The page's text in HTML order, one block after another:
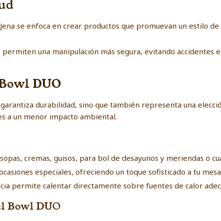
se enfoca en crear productos que promuevan un estilo
permiten una manipulación más segura, evitando accidentes
DUO
durabilidad, sino que también representa una
a un menor impacto ambiental.
cremas, guisos, para bol de desayunos y meriendas o
especiales, ofreciendo un toque sofisticado a tu
permite calentar directamente sobre fuentes de calor
Bowl DUO